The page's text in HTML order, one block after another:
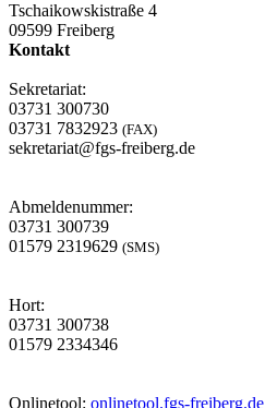
Tschaikowskistraße 4
09599 Freiberg
Kontakt
Sekretariat:
03731 300730
03731 7832923 (FAX)
sekretariat@fgs-freiberg.de
Abmeldenummer:
03731 300739
01579 2319629 (SMS)
Hort:
03731 300738
01579 2334346
Onlinetool: onlinetool.fgs-freiberg.de